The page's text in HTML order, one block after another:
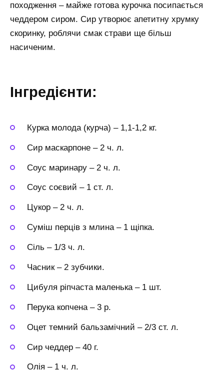
походження – майже готова курочка посипається
чеддером сиром. Сир утворює апетитну хрумку
скоринку, роблячи смак страви ще більш
насиченим.
Інгредієнти:
Курка молода (курча) – 1,1-1,2 кг.
Сир маскарпоне – 2 ч. л.
Соус маринару – 2 ч. л.
Соус соєвий – 1 ст. л.
Цукор – 2 ч. л.
Суміш перців з млина– 1 щіпка.
Сіль – 1/3 ч. л.
Часник– 2 зубчики.
Цибуля ріпчаста маленька– 1 шт.
Перука копчена – 3 р.
Оцет темний бальзамічний – 2/3 ст. л.
Сир чеддер – 40 г.
Олія – 1 ч. л.